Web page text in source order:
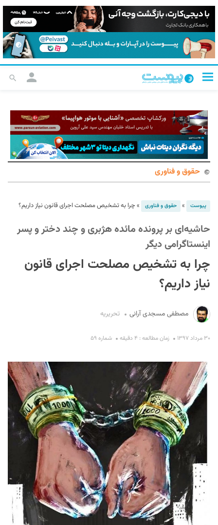
حقوق و فناوری
پیوست » حقوق و فناوری » چرا به تشخیص مصلحت اجرای قانون نیاز داریم؟
حاشیه‌ای بر پرونده مائده هژبری و چند دختر و پسر
اینستاگرامی دیگر
چرا به تشخیص مصلحت اجرای قانون
نیاز داریم؟
مصطفی مسجدی آرانی تحریریه
۳۰ مرداد ۱۳۹۷ زمان مطالعه : ۴ دقیقه شماره ۵۹